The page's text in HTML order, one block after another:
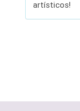
artísticos!